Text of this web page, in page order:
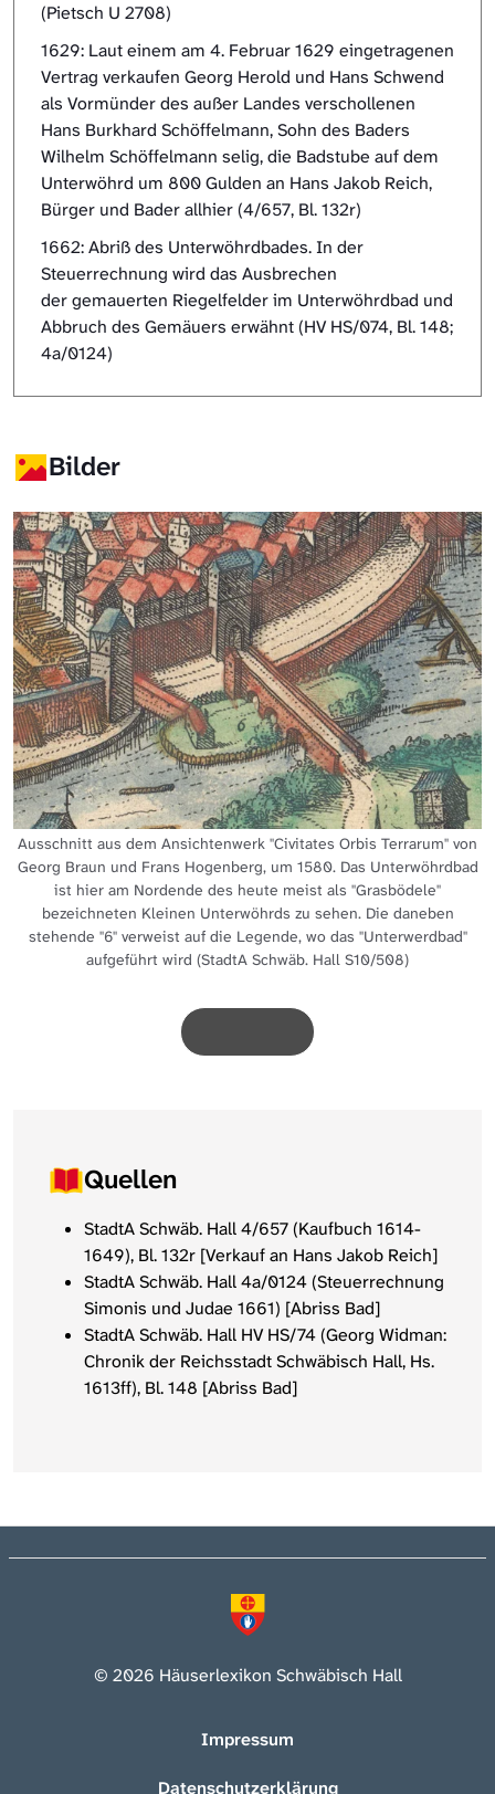
(Pietsch U 2708)
1629: Laut einem am 4. Februar 1629 eingetragenen
Vertrag verkaufen Georg Herold und Hans Schwend
als Vormünder des außer Landes verschollenen
Hans Burkhard Schöffelmann, Sohn des Baders
Wilhelm Schöffelmann selig, die Badstube auf dem
Unterwöhrd um 800 Gulden an Hans Jakob Reich,
Bürger und Bader allhier (4/657, Bl. 132r)
1662: Abriß des Unterwöhrdbades. In der
Steuerrechnung wird das Ausbrechen
der gemauerten Riegelfelder im Unterwöhrdbad und
Abbruch des Gemäuers erwähnt (HV HS/074, Bl. 148;
4a/0124)
Bilder
Ausschnitt aus dem Ansichtenwerk "Civitates Orbis Terrarum" von
Georg Braun und Frans Hogenberg, um 1580. Das Unterwöhrdbad
ist hier am Nordende des heute meist als "Grasbödele"
bezeichneten Kleinen Unterwöhrds zu sehen. Die daneben
stehende "6" verweist auf die Legende, wo das "Unterwerdbad"
aufgeführt wird (StadtA Schwäb. Hall S10/508)
Quellen
StadtA Schwäb. Hall 4/657 (Kaufbuch 1614-
1649), Bl. 132r [Verkauf an Hans Jakob Reich]
StadtA Schwäb. Hall 4a/0124 (Steuerrechnung
Simonis und Judae 1661) [Abriss Bad]
StadtA Schwäb. Hall HV HS/74 (Georg Widman:
Chronik der Reichsstadt Schwäbisch Hall, Hs.
1613ff), Bl. 148 [Abriss Bad]
© 2026 Häuserlexikon Schwäbisch Hall
Impressum
Datenschutzerklärung